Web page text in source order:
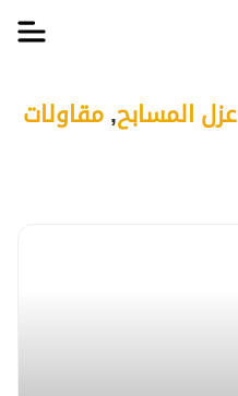
عزل المسابح, مقاولات